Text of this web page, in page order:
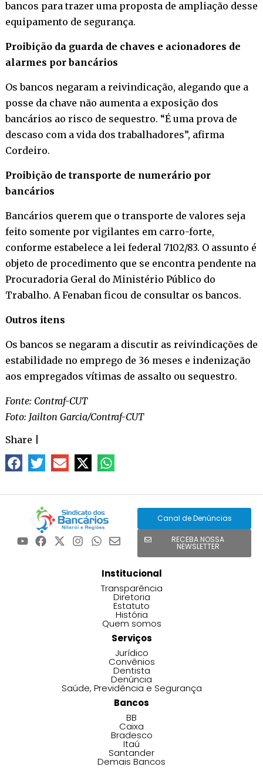
bancos para trazer uma proposta de ampliação desse
equipamento de segurança.
Proibição da guarda de chaves e acionadores de
alarmes por bancários
Os bancos negaram a reivindicação, alegando que a
posse da chave não aumenta a exposição dos
bancários ao risco de sequestro. “É uma prova de
descaso com a vida dos trabalhadores”, afirma
Cordeiro.
Proibição de transporte de numerário por
bancários
Bancários querem que o transporte de valores seja
feito somente por vigilantes em carro-forte,
conforme estabelece a lei federal 7102/83. O assunto é
objeto de procedimento que se encontra pendente na
Procuradoria Geral do Ministério Público do
Trabalho. A Fenaban ficou de consultar os bancos.
Outros itens
Os bancos se negaram a discutir as reivindicações de
estabilidade no emprego de 36 meses e indenização
aos empregados vítimas de assalto ou sequestro.
Fonte: Contraf-CUT
Foto: Jailton Garcia/Contraf-CUT
Share
Canal de Denúncias
RECEBA NOSSA
NEWSLETTER
Institucional
Transparência
Diretoria
Estatuto
História
Quem somos
Serviços
Jurídico
Convênios
Dentista
Denúncia
Saúde, Previdência e Segurança
Bancos
BB
Caixa
Bradesco
Itaú
Santander
Demais Bancos